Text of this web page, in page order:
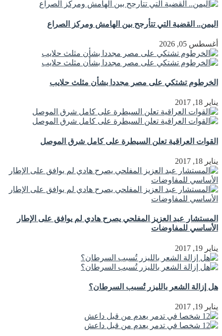
اليمن.. القضية التي تتأرجح بين الهامش ومركز الصراع
أغسطس 05, 2026
الخرطوم تشتكي على مصر مجددا بشأن مثلث حلايب
يناير 18, 2017
القوات العراقية تعلن السيطرة على كامل شرق الموصل
يناير 18, 2017
المستشار عبد العزيز المفلحي يصرح هادي لم يوافق على الإطار
الأساسي للمفاوضات
يناير 19, 2017
هل إزالة الشعر بالليزر تُسبب السرطان؟
يناير 19, 2017